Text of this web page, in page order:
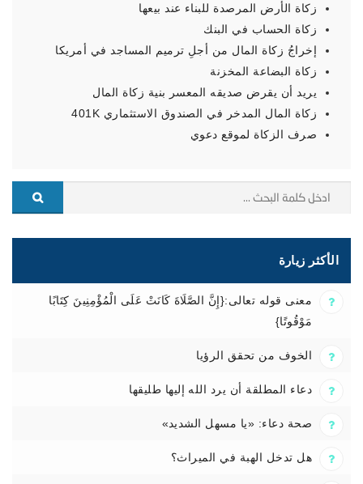
زكاة الأرض المرصدة للبناء عند بيعها
زكاة الحساب في البنك
إخراجُ زكاة المال من أجلِ ترميم المساجد في أمريكا
زكاة البضاعة المخزنة
يريد أن يقرض صديقه المعسر بنية زكاة المال
زكاة المال المدخر في الصندوق الاستثماري 401K
صرف الزكاة لموقع دعوي
الأكثر زيارة
معنى قوله تعالى:{إِنَّ الصَّلَاةَ كَانَتْ عَلَى الْمُؤْمِنِينَ كِتَابًا
مَوْقُوتًا}
الخوف من تحقق الرؤيا
دعاء المطلقة أن يرد الله إليها طليقها
صحة دعاء: «يا مسهل الشديد»
هل تدخل الهبة في الميراث؟